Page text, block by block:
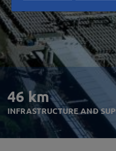
46 km
INFRASTRUCTURE AND